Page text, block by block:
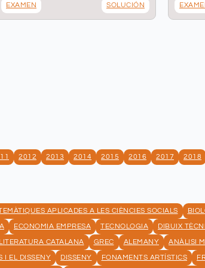
EXAMEN SOLUCIÓN
2012 2013 2014 2015 2016 2017 2018
APLICADES A LES CIÈNCIES SOCIALS
ECONOMIA EMPRESA TECNOLOGIA DIBUIX
LITERATURA CATALANA GREC ALEMANY ANÀLISI
I EL DISSENY
DISSENY FONAMENTS ARTÍSTICS